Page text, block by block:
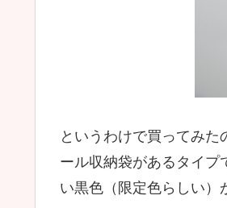
というわけで買ってみ
ール収納袋があるタイプ
い黒色（限定色らしい）